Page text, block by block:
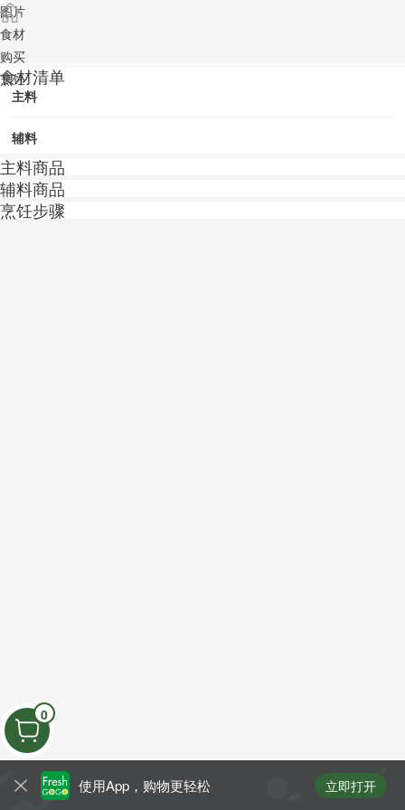
图片
食材
购买
烹饪
食材清单
主料
辅料
主料商品
辅料商品
烹饪步骤
0
使用App，购物更轻松 立即打开